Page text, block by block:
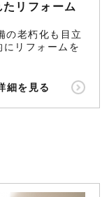
リフォーム
の老朽化も目立
リフォームを
細を見る